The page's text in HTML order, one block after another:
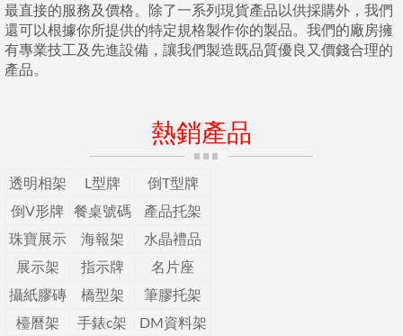
最直接的服務及價格。除了一系列現貨產品以供採購外，我們
還可以根據你所提供的特定規格製作你的製品。我們的廠房擁
有專業技工及先進設備，讓我們製造既品質優良又價錢合理的
產品。
熱銷產品
透明相架 L型牌
倒T型牌
倒V形牌
餐桌號碼
產品托架
珠寶展示
海報架
水晶禮品
展示架
指示牌
名片座
攝紙膠磚
橋型架
筆膠托架
檯曆架
手錶c架
DM資料架